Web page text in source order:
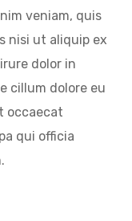
veniam, quis
nisi ut aliquip ex
dolor in
cillum dolore eu
occaecat
qui officia